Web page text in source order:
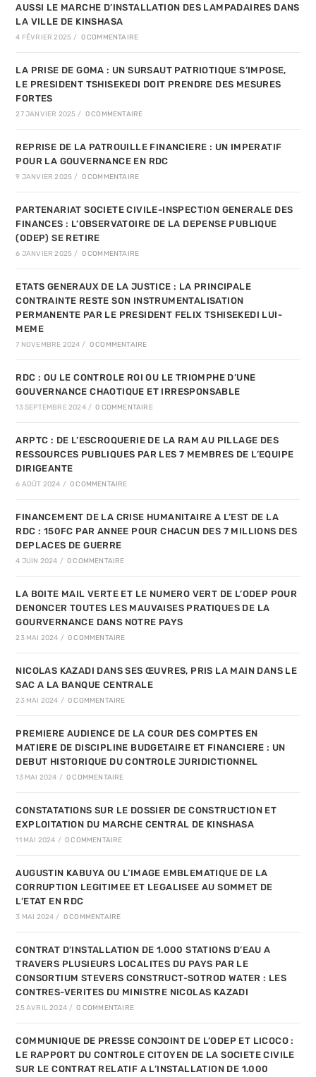
AUSSI LE MARCHE D’INSTALLATION DES LAMPADAIRES DANS
LA VILLE DE KINSHASA
4 FÉVRIER 2025 / 0 COMMENTAIRE
LA PRISE DE GOMA : UN SURSAUT PATRIOTIQUE S’IMPOSE,
LE PRESIDENT TSHISEKEDI DOIT PRENDRE DES MESURES
FORTES
27 JANVIER 2025 / 0 COMMENTAIRE
REPRISE DE LA PATROUILLE FINANCIERE : UN IMPERATIF
POUR LA GOUVERNANCE EN RDC
9 JANVIER 2025 / 0 COMMENTAIRE
PARTENARIAT SOCIETE CIVILE-INSPECTION GENERALE DES
FINANCES : L’OBSERVATOIRE DE LA DEPENSE PUBLIQUE
(ODEP) SE RETIRE
6 JANVIER 2025 / 0 COMMENTAIRE
ETATS GENERAUX DE LA JUSTICE : LA PRINCIPALE
CONTRAINTE RESTE SON INSTRUMENTALISATION
PERMANENTE PAR LE PRESIDENT FELIX TSHISEKEDI LUI-
MEME
7 NOVEMBRE 2024 / 0 COMMENTAIRE
RDC : OU LE CONTROLE ROI OU LE TRIOMPHE D’UNE
GOUVERNANCE CHAOTIQUE ET IRRESPONSABLE
13 SEPTEMBRE 2024 / 0 COMMENTAIRE
ARPTC : DE L’ESCROQUERIE DE LA RAM AU PILLAGE DES
RESSOURCES PUBLIQUES PAR LES 7 MEMBRES DE L’EQUIPE
DIRIGEANTE
6 AOÛT 2024 / 0 COMMENTAIRE
FINANCEMENT DE LA CRISE HUMANITAIRE A L’EST DE LA
RDC : 150FC PAR ANNEE POUR CHACUN DES 7 MILLIONS DES
DEPLACES DE GUERRE
4 JUIN 2024 / 0 COMMENTAIRE
LA BOITE MAIL VERTE ET LE NUMERO VERT DE L’ODEP POUR
DENONCER TOUTES LES MAUVAISES PRATIQUES DE LA
GOURVERNANCE DANS NOTRE PAYS
23 MAI 2024 / 0 COMMENTAIRE
NICOLAS KAZADI DANS SES ŒUVRES, PRIS LA MAIN DANS LE
SAC A LA BANQUE CENTRALE
23 MAI 2024 / 0 COMMENTAIRE
PREMIERE AUDIENCE DE LA COUR DES COMPTES EN
MATIERE DE DISCIPLINE BUDGETAIRE ET FINANCIERE : UN
DEBUT HISTORIQUE DU CONTROLE JURIDICTIONNEL
13 MAI 2024 / 0 COMMENTAIRE
CONSTATATIONS SUR LE DOSSIER DE CONSTRUCTION ET
EXPLOITATION DU MARCHE CENTRAL DE KINSHASA
11 MAI 2024 / 0 COMMENTAIRE
AUGUSTIN KABUYA OU L’IMAGE EMBLEMATIQUE DE LA
CORRUPTION LEGITIMEE ET LEGALISEE AU SOMMET DE
L’ETAT EN RDC
3 MAI 2024 / 0 COMMENTAIRE
CONTRAT D’INSTALLATION DE 1.000 STATIONS D’EAU A
TRAVERS PLUSIEURS LOCALITES DU PAYS PAR LE
CONSORTIUM STEVERS CONSTRUCT-SOTROD WATER : LES
CONTRES-VERITES DU MINISTRE NICOLAS KAZADI
25 AVRIL 2024 / 0 COMMENTAIRE
COMMUNIQUE DE PRESSE CONJOINT DE L’ODEP ET LICOCO :
LE RAPPORT DU CONTROLE CITOYEN DE LA SOCIETE CIVILE
SUR LE CONTRAT RELATIF A L’INSTALLATION DE 1.000